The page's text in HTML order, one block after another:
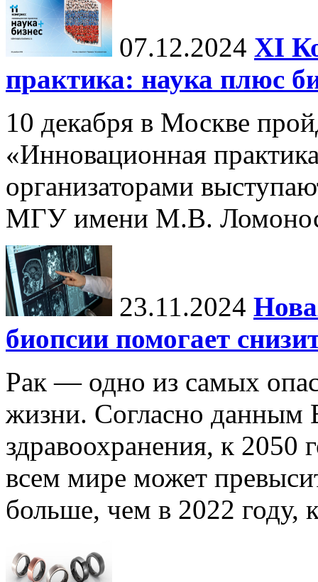
07.12.2024 ХI
практика: наука плюс
10 декабря в Москве
«Инновационная
организаторами
МГУ имени М.В.
23.11.2024
биопсии помогает
Рак — одно из самых
жизни. Согласно данным
здравоохранения, к 2050
всем мире может
больше, чем в 2022 году,